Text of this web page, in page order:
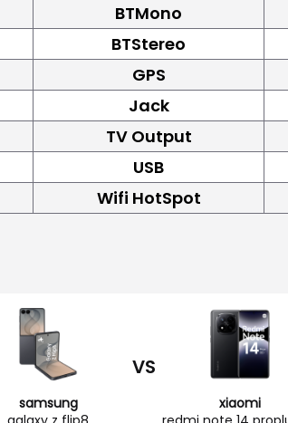
BTMono
BTStereo
GPS
Jack
TV Output
USB
Wifi HotSpot
samsung
VS
xiaomi